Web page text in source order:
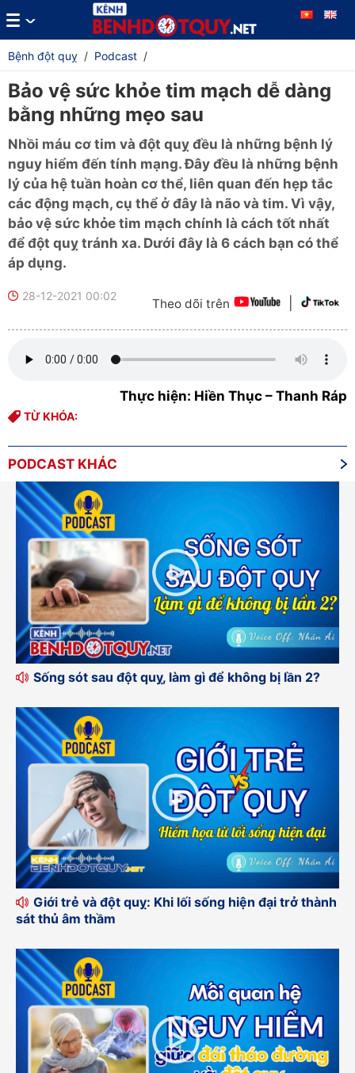
Bệnh đột quỵ / Podcast /
Bảo vệ sức khỏe tim mạch dễ dàng
bằng những mẹo sau
Nhồi máu cơ tim và đột quỵ đều là những bệnh lý
nguy hiểm đến tính mạng. Đây đều là những bệnh
lý của hệ tuần hoàn cơ thể, liên quan đến hẹp tắc
các động mạch, cụ thể ở đây là não và tim. Vì vậy,
bảo vệ sức khỏe tim mạch chính là cách tốt nhất
để đột quỵ tránh xa. Dưới đây là 6 cách bạn có thể
áp dụng.
28-12-2021 00:02 Theo dõi trên
Thực hiện: Hiền Thục – Thanh Ráp
TỪ KHÓA:
PODCAST KHÁC
Sống sót sau đột quỵ, làm gì để không bị lần 2?
Giới trẻ và đột quỵ: Khi lối sống hiện đại trở thành
sát thủ âm thầm